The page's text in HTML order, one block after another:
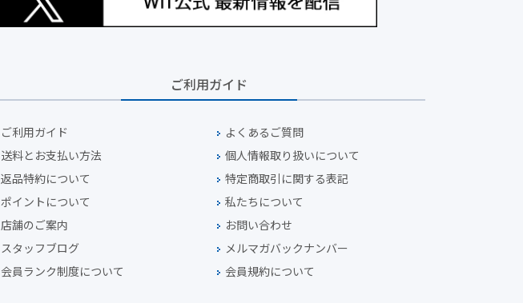
ご利用ガイド
ご利用ガイド
よくあるご質問
送料とお支払い方法
個人情報取り扱いについて
返品特約について
特定商取引に関する表記
ポイントについて
私たちについて
店舗のご案内
お問い合わせ
スタッフブログ
メルマガバックナンバー
会員ランク制度について
会員規約について